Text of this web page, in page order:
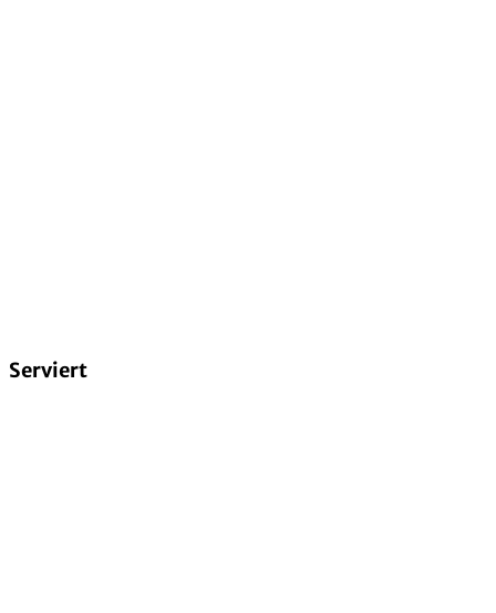
Serviert